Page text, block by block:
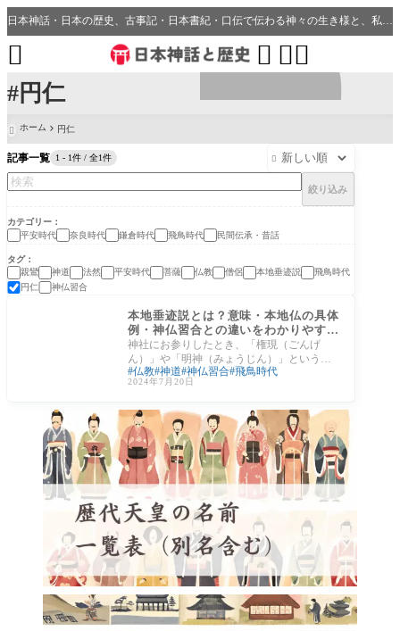
#円仁
日本神話・日本の歴史、古事記・日本書紀・口伝で伝わる神々の生き様と、私たちの分野・生活、開運、神社との繋がり
 

 ホーム 円仁
記事一覧 1 - 1件 / 全1件 
絞り込み
カテゴリー
平安時代
奈良時代 鎌倉時代 飛鳥時代 民間伝承・昔話
タグ
親鸞
神道 法然 平安時代 菩薩 仏教 僧侶 本地垂迹説
飛鳥時代
円仁
神仏習合
民間伝承・昔話
本地垂迹説とは？意味・本地仏の具体
例・神仏習合との違いをわかりやすく
解説
神社にお参りしたとき、「権現（ごんげ
ん）」や「明神（みょうじん）」という名
前を目にしたことはないでしょうか。熊野
権現、東
仏教 神道 神仏習合 飛鳥時代
2024年7月20日